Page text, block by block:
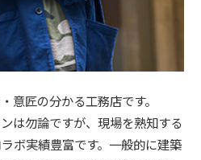
匠の分かる工務店です。
は勿論ですが、現場を熟知する
ボ実績豊富です。一般的に建築